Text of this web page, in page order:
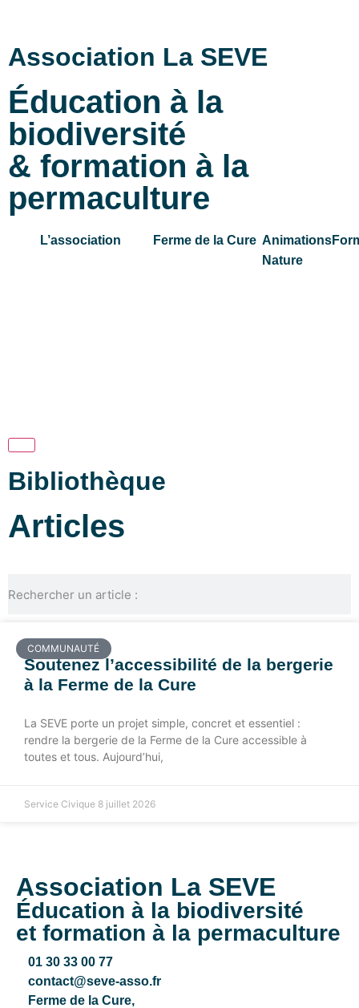
Association La SEVE
Éducation à la
biodiversité
& formation à la
permaculture
L’association Ferme de la Cure Animations
Nature
Hamburger Toggle Menu
Bibliothèque
Articles
COMMUNAUTÉ
Soutenez l’accessibilité de la bergerie
à la Ferme de la Cure
La SEVE porte un projet simple, concret et essentiel :
rendre la bergerie de la Ferme de la Cure accessible à
toutes et tous. Aujourd’hui,
Service Civique 8 juillet 2026
Association La SEVE
Éducation à la biodiversité
et formation à la permaculture
01 30 33 00 77
contact@seve-asso.fr
Ferme de la Cure,